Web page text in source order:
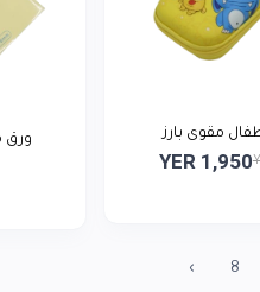
مقوى بارز
YER 1,950
ورق
8
›